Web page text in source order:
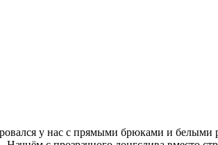
у нас с прямыми брюками и